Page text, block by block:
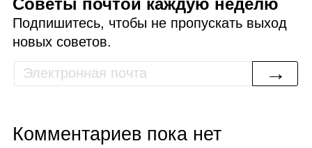
Советы почтой каждую неделю
Подпишитесь, чтобы не пропускать выход
новых советов.
→
Комментариев пока нет